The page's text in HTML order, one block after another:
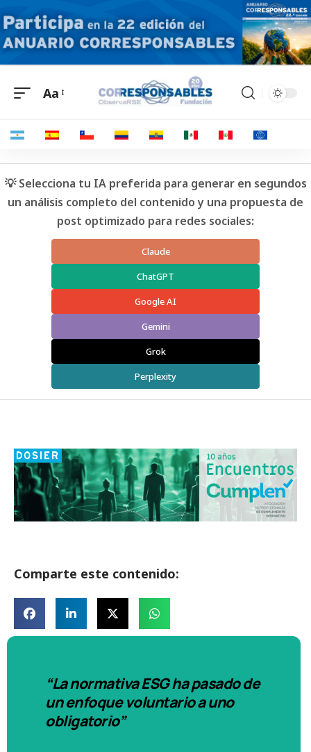
Aa
💡 Selecciona tu IA preferida para generar en segundos
un análisis completo del contenido y una propuesta de
post optimizado para redes sociales:
Claude
ChatGPT
Google AI
Gemini
Grok
Perplexity
Comparte este contenido:
“La normativa ESG ha pasado de
un enfoque voluntario a uno
obligatorio”